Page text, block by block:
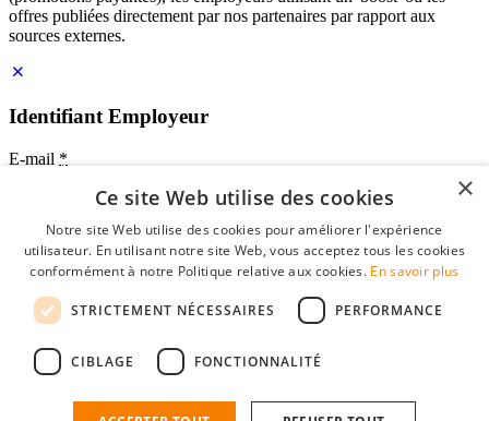
offres publiées directement par nos partenaires par rapport aux
sources externes.
Identifiant Employeur
E-mail *
Mot de passe
se souvenir de moi
mot de passe oublié?
Profil Employeur gratuit
Vous pouvez vous connecter sur StudentJob si vous avez créé un
n'est plus qu'à quelques clics.
×
Ce site Web utilise des cookies
Notre site Web utilise des cookies pour améliorer l'expérience
utilisateur. En utilisant notre site Web, vous acceptez tous les cookies
conformément à notre Politique relative aux cookies. En savoir plus
STRICTEMENT NÉCESSAIRES PERFORMANCE
CIBLAGE FONCTIONNALITÉ